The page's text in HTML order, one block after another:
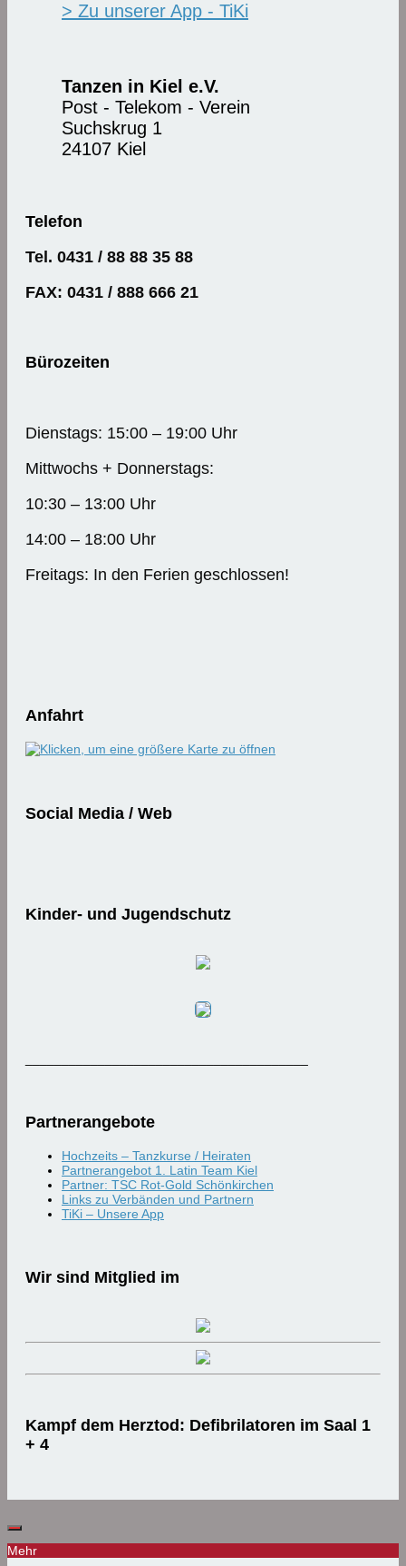
> Zu unserer App - TiKi
Tanzen in Kiel e.V.
Post - Telekom - Verein
Suchskrug 1
24107 Kiel
Telefon
Tel. 0431 / 88 88 35 88
FAX: 0431 / 888 666 21
Bürozeiten
Dienstags: 15:00 – 19:00 Uhr
Mittwochs + Donnerstags:
10:30 – 13:00 Uhr
14:00 – 18:00 Uhr
Freitags: In den Ferien geschlossen!
Anfahrt
Social Media / Web
Kinder- und Jugendschutz
Partnerangebote
Hochzeits – Tanzkurse / Heiraten
Partnerangebot 1. Latin Team Kiel
Partner: TSC Rot-Gold Schönkirchen
Links zu Verbänden und Partnern
TiKi – Unsere App
Wir sind Mitglied im
Kampf dem Herztod: Defibrilatoren im Saal 1
+ 4
Mehr